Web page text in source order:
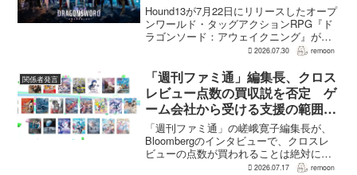
進。価格3,480円、レビュー5,000
件超で約90％好評
Hound13が7月22日にリリースしたオープ
ンワールド・タッグアクションRPG『ド
ラゴンソード：アウェイクニング』が、
Steamで好調なスタートを切った。7月30
ユーザーレビューは5,710件に達し、う...
2026.07.30 remoon
関係者発言
「週刊ファミ通」編集長、クロス
レビュー点数の買収説を否定 ゲ
ーム会社から受ける支援の範囲も
説明
「週刊ファミ通」の嵯峨寛子編集長が、
Bloombergのインタビューで、クロスレ
ビューの点数が買われることは絶対にな
いと否定した。クロスレビューは、4人の
2026.07.17 remoon